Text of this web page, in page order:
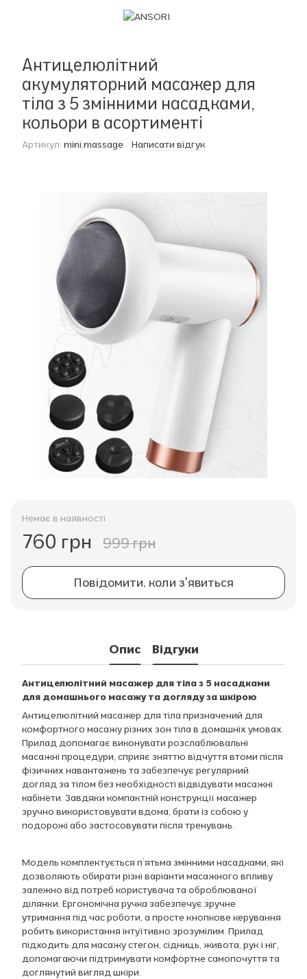
Антицелюлітний
акумуляторний масажер для
тіла з 5 змінними насадками,
кольори в асортименті
Артикул: mini.massage Написати відгук
Немає в наявності
760 грн 999 грн
Повідомити, коли з'явиться
Опис Відгуки
Антицелюлітний масажер для тіла з 5 насадками
для домашнього масажу та догляду за шкірою
Антицелюлітний масажер для тіла призначений для
комфортного масажу різних зон тіла в домашніх умовах.
Прилад допомагає виконувати розслаблювальні
масажні процедури, сприяє зняттю відчуття втоми після
фізичних навантажень та забезпечує регулярний
догляд за тілом без необхідності відвідувати масажні
кабінети. Завдяки компактній конструкції масажер
зручно використовувати вдома, брати із собою у
подорожі або застосовувати після тренувань.
Модель комплектується п’ятьма змінними насадками, які
дозволяють обирати різні варіанти масажного впливу
залежно від потреб користувача та оброблюваної
ділянки. Ергономічна ручка забезпечує зручне
утримання під час роботи, а просте кнопкове керування
робить використання інтуїтивно зрозумілим. Прилад
підходить для масажу стегон, сідниць, живота, рук і ніг,
допомагаючи підтримувати комфортне самопочуття та
доглянутий вигляд шкіри.